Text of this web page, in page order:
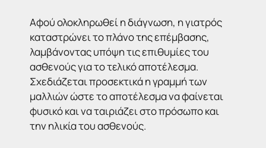
Αφού ολοκληρωθεί η διάγνωση, η γιατρός
καταστρώνει το πλάνο της επέμβασης,
λαμβάνοντας υπόψη τις επιθυμίες του
ασθενούς για το τελικό αποτέλεσμα.
Σχεδιάζεται προσεκτικά η γραμμή των
μαλλιών ώστε το αποτέλεσμα να φαίνεται
φυσικό και να ταιριάζει στο πρόσωπο και
την ηλικία του ασθενούς.